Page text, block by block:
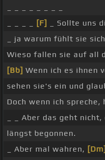
[F]
_ Sollte uns
_ ja warum fühlt sie
Wieso fallen sie auf all
[Bb] Wenn ich es ihnen
sehen sie's ein und
Doch wenn ich spreche,
_ _ Aber das geht
längst begonnen.
_ Aber mal wahren, [Dm]